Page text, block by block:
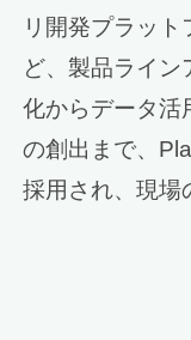
リ開発プラッ
ど、製品ライ
化からデータ活
の創出まで、
採用され、現場